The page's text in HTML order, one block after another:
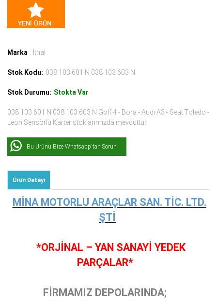
Marka : İthal
Stok Kodu: 038 103 601 N 038 103 603 N
Stok Durumu: Stokta Var
038 103 601 N 038 103 603 N Golf 4 - Bora - Audı A3 - Seat Toledo -
Leon Sensörlü Karter stoklarımızda mevcuttur.
Bu Ürünü Bize Whatsapp'tan Sorun
Ürün Detayı
MİNA MOTORLU ARAÇLAR SAN. TİC. LTD.
ŞTİ
*ORJİNAL – YAN SANAYİ YEDEK
PARÇALAR*
FİRMAMIZ DEPOLARINDA;